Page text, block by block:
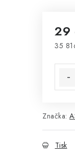
29
35
Značka:
Tisk